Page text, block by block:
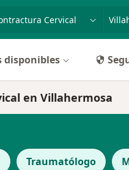
disponibles
en Villahermosa
Traumatólogo